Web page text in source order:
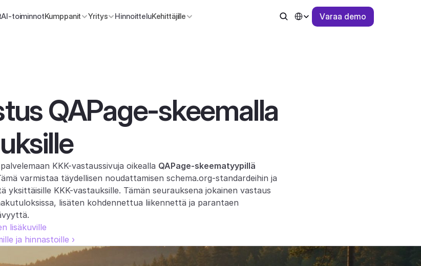
AI-toiminnotKumppanit Yritys HinnoitteluKehittäjille
Select Language
Varaa demo
QAPage-skeemalla
KKK-vastaussivuja oikealla QAPage-skeematyypillä
varmistaa täydellisen noudattamisen schema.org-standardeihin ja
yksittäisille KKK-vastauksille. Tämän seurauksena jokainen vastaus
lisäten kohdennettua liikennettä ja parantaen
lisäkuville
ja hinnastoille ›